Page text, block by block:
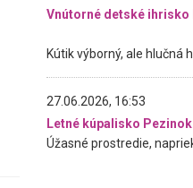
27.06.2026, 16:53
Letné kúpalisko Pezinok